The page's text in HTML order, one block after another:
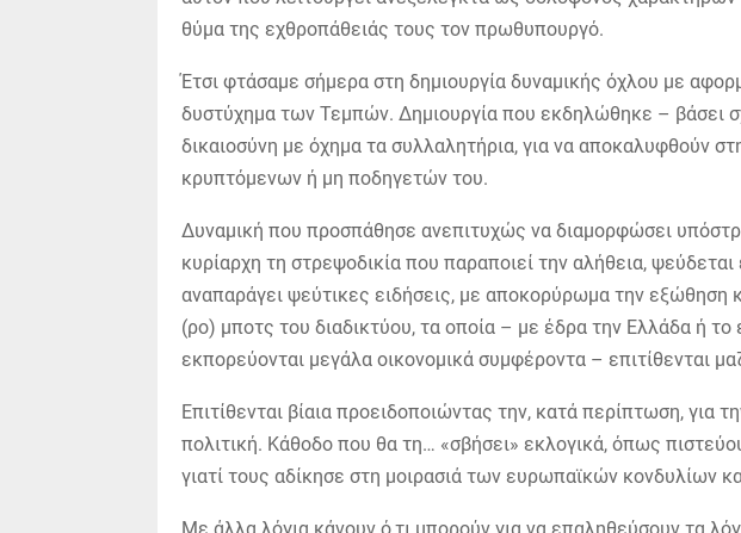
θύμα της εχθροπάθειάς τους τον πρωθυπουργό.
Έτσι φτάσαμε σήμερα στη δημιουργία δυναμικής όχλου με
δυστύχημα των Τεμπών. Δημιουργία που εκδηλώθηκε – βάσει
δικαιοσύνη με όχημα τα συλλαλητήρια, για να αποκαλυφθούν
κρυπτόμενων ή μη ποδηγετών του.
Δυναμική που προσπάθησε ανεπιτυχώς να διαμορφώσει
κυρίαρχη τη στρεψοδικία που παραποιεί την αλήθεια, ψεύδεται
αναπαράγει ψεύτικες ειδήσεις, με αποκορύρωμα την εξώθηση
(ρο) μποτς του διαδικτύου, τα οποία – με έδρα την Ελλάδα ή το
εκπορεύονται μεγάλα οικονομικά συμφέροντα – επιτίθενται
Επιτίθενται βίαια προειδοποιώντας την, κατά περίπτωση, για
πολιτική. Κάθοδο που θα τη… «σβήσει» εκλογικά, όπως
γιατί τους αδίκησε στη μοιρασιά των ευρωπαϊκών κονδυλίων